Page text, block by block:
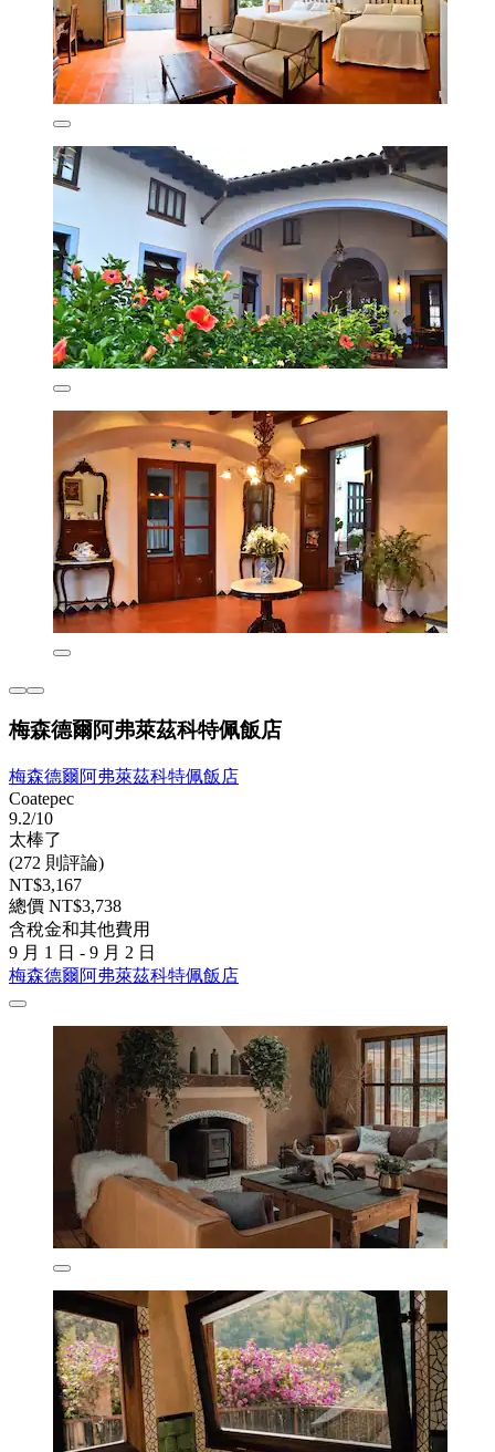
梅森德爾阿弗萊茲科特佩飯店
梅森德爾阿弗萊茲科特佩飯店
Coatepec
9.2/10
太棒了
(272 則評論)
NT$3,167
總價 NT$3,738
含稅金和其他費用
9 月 1 日 - 9 月 2 日
梅森德爾阿弗萊茲科特佩飯店